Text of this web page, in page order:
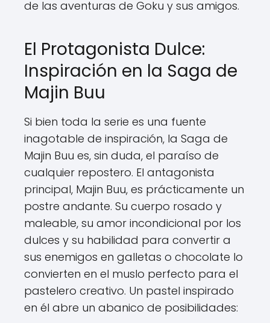
de las aventuras de Goku y sus amigos.
El Protagonista Dulce:
Inspiración en la Saga de
Majin Buu
Si bien toda la serie es una fuente
inagotable de inspiración, la Saga de
Majin Buu es, sin duda, el paraíso de
cualquier repostero. El antagonista
principal, Majin Buu, es prácticamente un
postre andante. Su cuerpo rosado y
maleable, su amor incondicional por los
dulces y su habilidad para convertir a
sus enemigos en galletas o chocolate lo
convierten en el muslo perfecto para el
pastelero creativo. Un pastel inspirado
en él abre un abanico de posibilidades: